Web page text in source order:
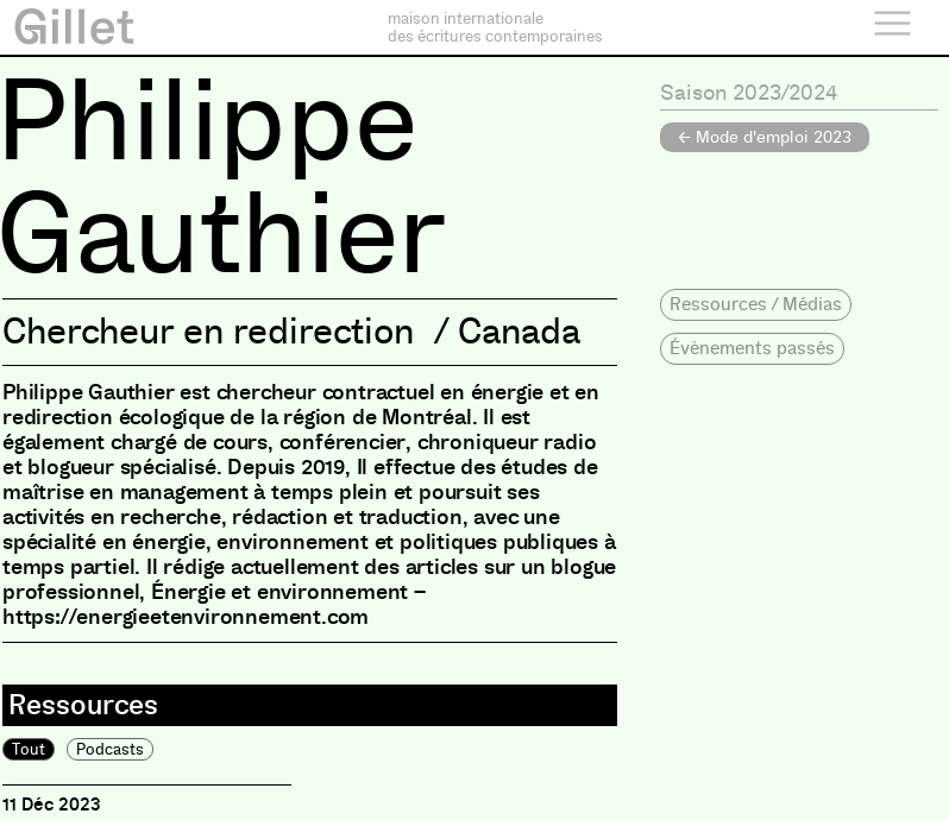
maison internationale
des écritures contemporaines
Philippe
Gauthier
Chercheur en redirection / Canada
Philippe Gauthier est chercheur contractuel en énergie et en
redirection écologique de la région de Montréal. Il est
également chargé de cours, conférencier, chroniqueur radio
et blogueur spécialisé. Depuis 2019, Il effectue des études de
maîtrise en management à temps plein et poursuit ses
activités en recherche, rédaction et traduction, avec une
spécialité en énergie, environnement et politiques publiques à
temps partiel. Il rédige actuellement des articles sur un blogue
professionnel, Énergie et environnement –
https://energieetenvironnement.com
Tout Podcasts
11 Déc 2023
Saison 2023/2024
← Mode d'emploi 2023
Ressources / Médias
Évènements passés